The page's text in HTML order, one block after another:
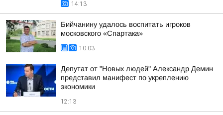
14:13
Бийчанину удалось воспитать игроков
московского «Спартака»
10:03
Депутат от "Новых людей" Александр Демин
представил манифест по укреплению
экономики
12:13